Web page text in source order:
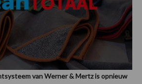
van Werner & Mertz is opnieuw